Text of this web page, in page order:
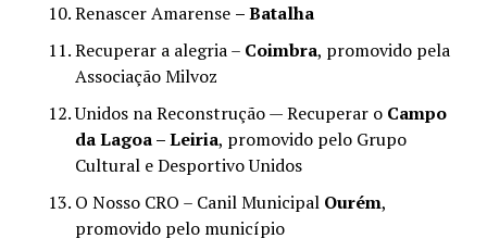
Renascer Amarense – Batalha
Recuperar a alegria – Coimbra, promovido pela
Associação Milvoz
Unidos na Reconstrução — Recuperar o Campo
da Lagoa – Leiria, promovido pelo Grupo
Cultural e Desportivo Unidos
O Nosso CRO – Canil Municipal Ourém,
promovido pelo município